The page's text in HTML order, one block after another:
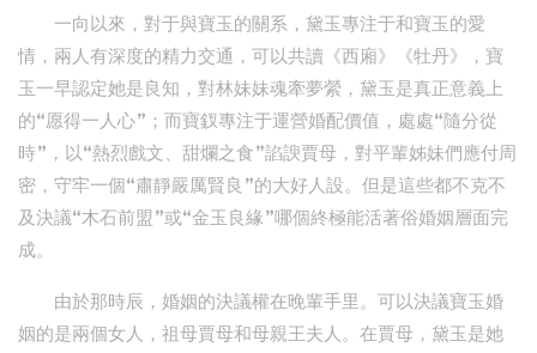
一向以來，對于與寶玉的關系，黛玉專注于和寶玉的愛
情，兩人有深度的精力交通，可以共讀《西廂》《牡丹》，寶
玉一早認定她是良知，對林妹妹魂牽夢縈，黛玉是真正意義上
的“愿得一人心”；而寶釵專注于運營婚配價值，處處“隨分從
時”，以“熱烈戲文、甜爛之食”諂諛賈母，對平輩姊妹們應付周
密，守牢一個“肅靜嚴厲賢良”的大好人設。但是這些都不克不
及決議“木石前盟”或“金玉良緣”哪個終極能活著俗婚姻層面完
成。
由於那時辰，婚姻的決議權在晚輩手里。可以決議寶玉婚
姻的是兩個女人，祖母賈母和母親王夫人。在賈母，黛玉是她